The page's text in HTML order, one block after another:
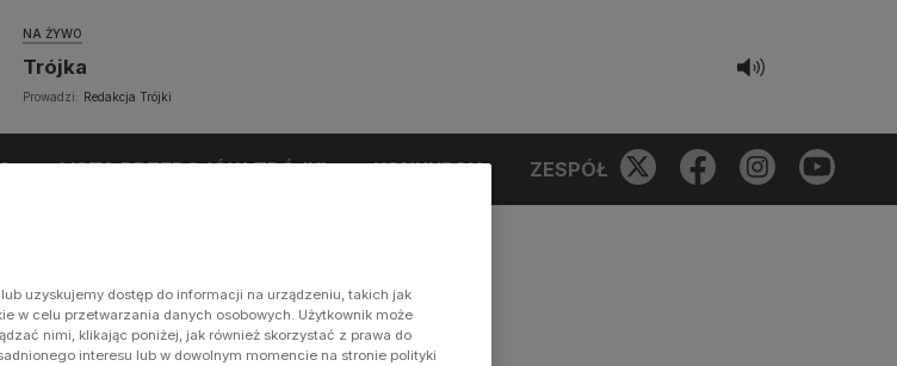
NA ŻYWO
Trójka
Prowadzi: Redakcja Trójki
LISTA PRZEBOJÓW TRÓJKI KONKURSY ZESPÓŁ
uzyskujemy dostęp do informacji na urządzeniu, takich jak
w celu przetwarzania danych osobowych. Użytkownik może
nimi, klikając poniżej, jak również skorzystać z prawa do
interesu lub w dowolnym momencie na stronie polityki